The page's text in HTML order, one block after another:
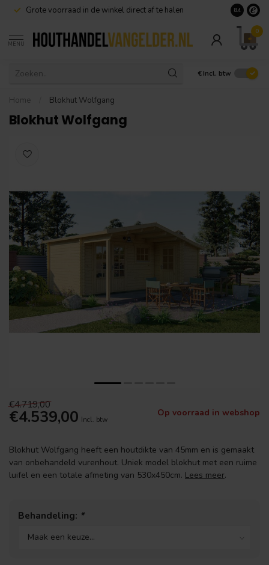
Grote voorraad in de winkel direct af te halen 8.4
MENU
0
€ Incl. btw
Home Blokhut Wolfgang
Blokhut Wolfgang
€4.719,00
€4.539,00 Incl. btw
Op voorraad in webshop
Blokhut Wolfgang heeft een houtdikte van 45mm en is gemaakt
van onbehandeld vurenhout. Uniek model blokhut met een ruime
luifel en een totale afmeting van 530x450cm. Lees meer.
Behandeling: *